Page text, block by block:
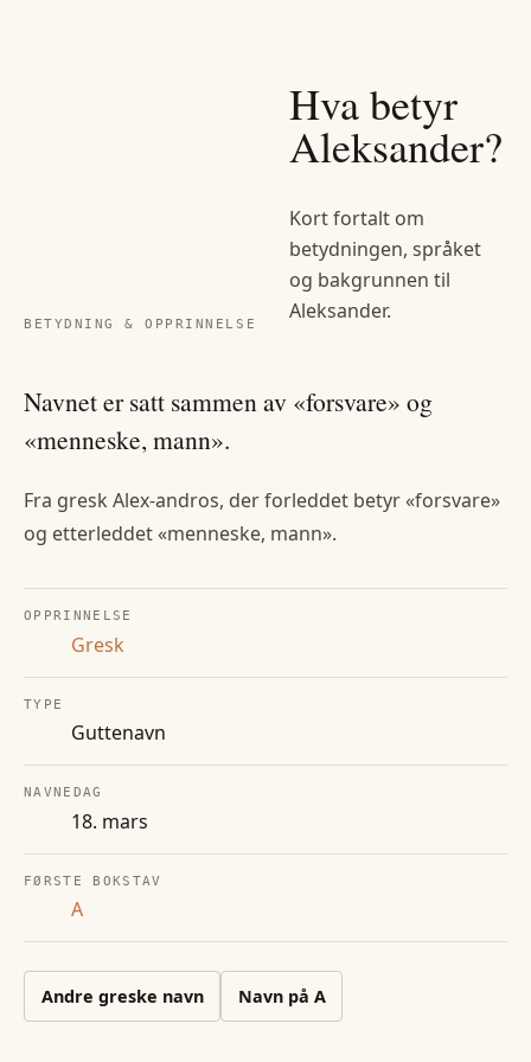
BETYDNING & OPPRINNELSE
Hva betyr
Aleksander?
Kort fortalt om
betydningen, språket
og bakgrunnen til
Aleksander.
Navnet er satt sammen av «forsvare» og
«menneske, mann».
Fra gresk Alex-andros, der forleddet betyr «forsvare»
og etterleddet «menneske, mann».
OPPRINNELSE
Gresk
TYPE
Guttenavn
NAVNEDAG
18. mars
FØRSTE BOKSTAV
A
Andre greske navn Navn på A